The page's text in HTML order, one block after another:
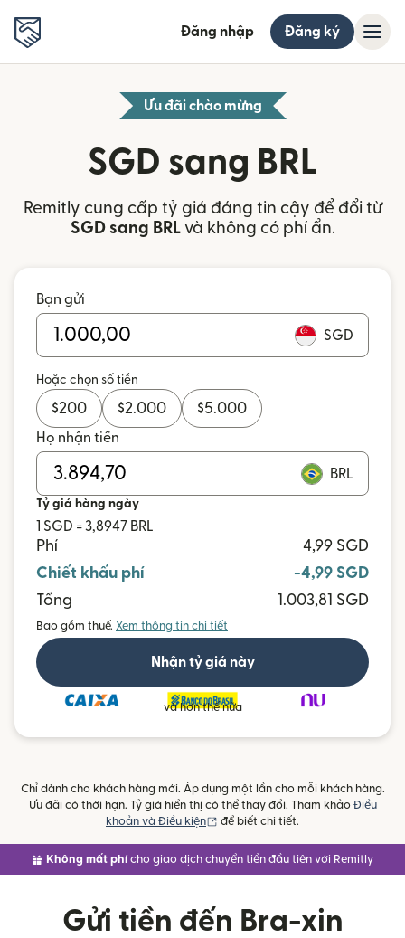
Đăng nhập Đăng ký
Ưu đãi chào mừng
SGD sang BRL
Remitly cung cấp tỷ giá đáng tin cậy để đổi từ
SGD sang BRLvà không có phí ẩn.
Bạn gửi
SGD
Hoặc chọn số tiền
$200 $2.000 $5.000
Họ nhận tiền
BRL
Tỷ giá hàng ngày
1 SGD = 3,8947 BRL
Phí
4,99 SGD
Chiết khấu phí
-4,99 SGD
Tổng
1.003,81 SGD
Bao gồm thuế. Xem thông tin chi tiết
Nhận tỷ giá này
và hơn thế nữa
Chỉ dành cho khách hàng mới. Áp dụng một lần cho mỗi khách hàng.
Ưu đãi có thời hạn. Tỷ giá hiển thị có thể thay đổi. Tham khảo Điều
khoản và Điều kiện
(mở trong cửa sổ mới)
để biết chi tiết.
Không mất phí cho giao dịch chuyển tiền đầu tiên với Remitly
Gửi tiền đến Bra-xin